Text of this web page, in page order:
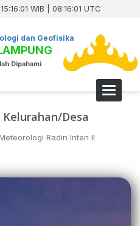
WIB | 08:16:01 UTC
dan Geofisika
Dipahami
Toggle
Desa
Radin Inten II